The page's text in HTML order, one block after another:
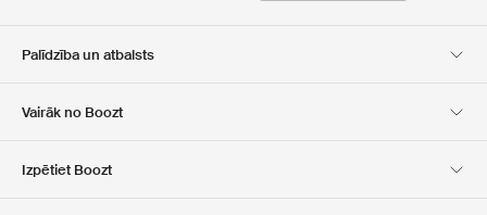
Palīdzība un atbalsts
Vairāk no Boozt
Izpētiet Boozt